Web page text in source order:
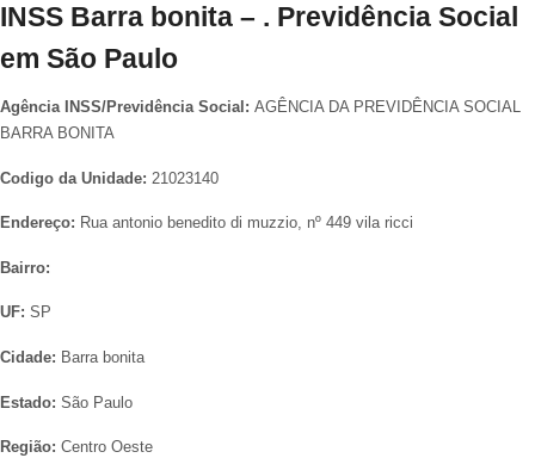
INSS Barra bonita – . Previdência Social
em São Paulo
Agência INSS/Previdência Social: AGÊNCIA DA PREVIDÊNCIA SOCIAL
BARRA BONITA
Codigo da Unidade: 21023140
Endereço: Rua antonio benedito di muzzio, nº 449 vila ricci
Bairro:
UF: SP
Cidade: Barra bonita
Estado: São Paulo
Região: Centro Oeste